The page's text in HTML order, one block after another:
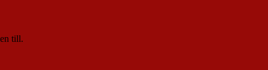
till.